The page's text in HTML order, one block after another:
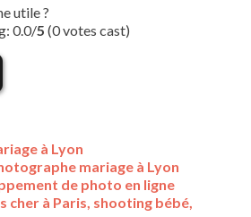
utile ?
0.0/5 (0 votes cast)
à Lyon
mariage à Lyon
de photo en ligne
cher à Paris, shooting bébé,